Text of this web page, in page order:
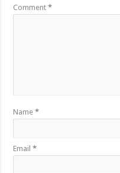
Comment*
Name*
Email*